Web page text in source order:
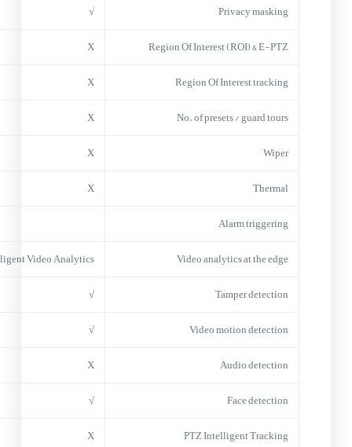
Privacy masking
√
Region Of Interest (ROI) & E-PTZ
X
Region Of Interest tracking
X
No. of presets / guard tours
X
Wiper
X
Thermal
X
Alarm triggering
Video analytics at the edge
Video Analytics
Tamper detection
√
Video motion detection
√
Audio detection
X
Face detection
√
PTZ Intelligent Tracking
X